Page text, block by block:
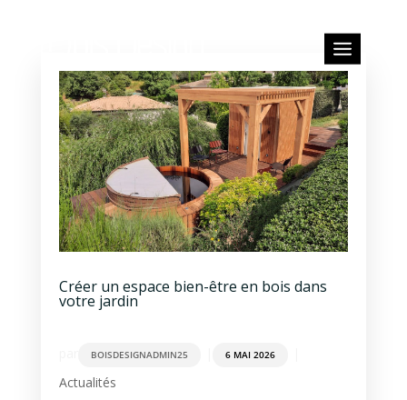
Créer un espace bien-être en bois dans
votre jardin
BOISDESIGNADMIN25 6 MAI 2026
Actualités